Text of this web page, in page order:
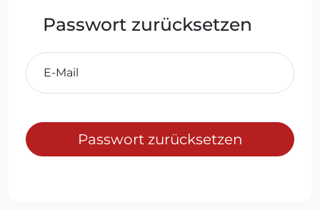
Passwort zurücksetzen
E-Mail
Passwort zurücksetzen